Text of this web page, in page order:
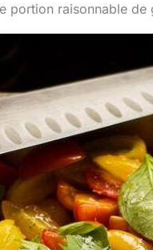
portion raisonnable